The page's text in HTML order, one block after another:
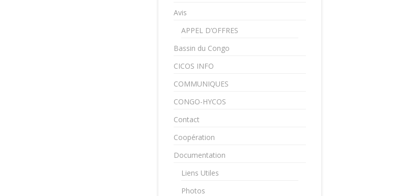
Avis
APPEL D’OFFRES
Bassin du Congo
CICOS INFO
COMMUNIQUES
CONGO-HYCOS
Contact
Coopération
Documentation
Liens Utiles
Photos